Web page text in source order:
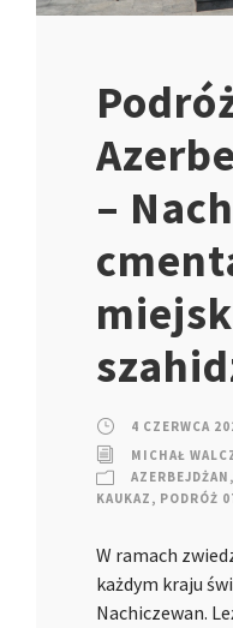
–
4 CZERWCA
MICHAŁ
AZERBEJDŻAN ,
KAUKAZ , PODRÓŻ
W ramach
każdym kraju
Nachiczewan.